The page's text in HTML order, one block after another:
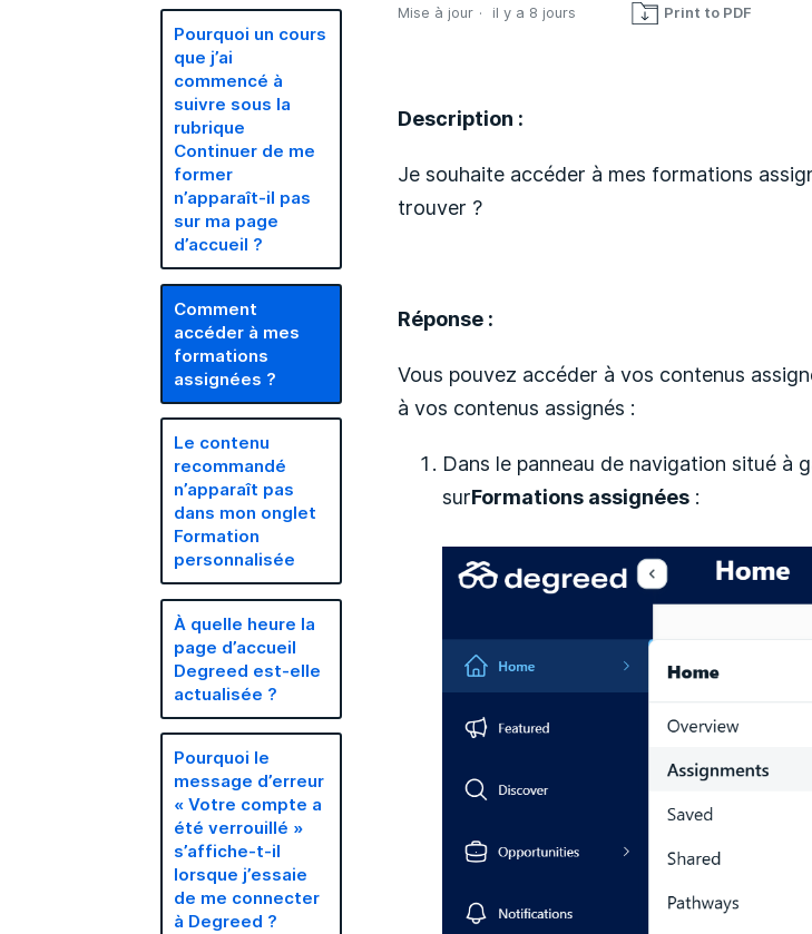
Pourquoi un cours
que j’ai
commencé à
suivre sous la
rubrique
Continuer de me
former
n’apparaît-il pas
sur ma page
d’accueil ?
Comment
accéder à mes
formations
assignées ?
Le contenu
recommandé
n’apparaît pas
dans mon onglet
Formation
personnalisée
À quelle heure la
page d’accueil
Degreed est-elle
actualisée ?
Pourquoi le
message d’erreur
« Votre compte a
été verrouillé »
s’affiche-t-il
lorsque j’essaie
de me connecter
à Degreed ?
Mise à jour il y a 8 jours Print to PDF
Description :
Je souhaite accéder à mes formations
trouver ?
Réponse :
Vous pouvez accéder à vos contenus
à vos contenus assignés :
Dans le panneau de navigation situé à
surFormations assignées :